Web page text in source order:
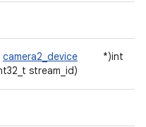
int(*
camera2_device
stream_id)